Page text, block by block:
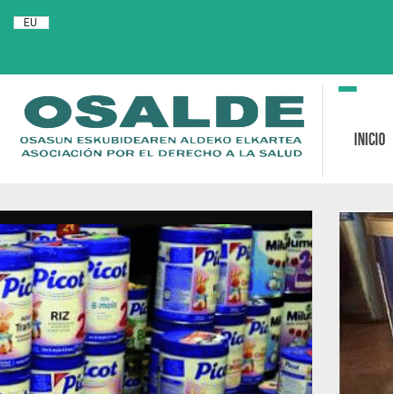
EU
Toggle
Inicio